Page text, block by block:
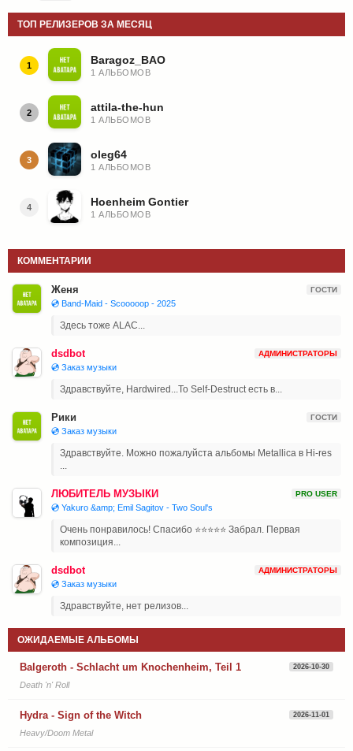
ТОП РЕЛИЗЕРОВ ЗА МЕСЯЦ
1 Baragoz_BAO
1 АЛЬБОМОВ
2 attila-the-hun
1 АЛЬБОМОВ
3 oleg64
1 АЛЬБОМОВ
4 Hoenheim Gontier
1 АЛЬБОМОВ
КОММЕНТАРИИ
Женя ГОСТИ
💿 Band-Maid - Scooooop - 2025
Здесь тоже ALAC...
dsdbot АДМИНИСТРАТОРЫ
💿 Заказ музыки
Здравствуйте, Hardwired...To Self-Destruct есть в...
Рики ГОСТИ
💿 Заказ музыки
Здравствуйте. Можно пожалуйста альбомы Metallica в Hi-res
...
ЛЮБИТЕЛЬ МУЗЫКИ PRO USER
💿 Yakuro &amp; Emil Sagitov - Two Soul's
Очень понравилось! Спасибо ⭐⭐⭐⭐⭐ Забрал. Первая
композиция...
dsdbot АДМИНИСТРАТОРЫ
💿 Заказ музыки
Здравствуйте, нет релизов...
ОЖИДАЕМЫЕ АЛЬБОМЫ
Balgeroth - Schlacht um Knochenheim, Teil 1 2026-10-30
Death 'n' Roll
Hydra - Sign of the Witch 2026-11-01
Heavy/Doom Metal